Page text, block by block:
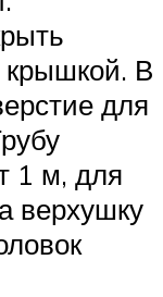
крышкой. В
для
1 м, для
верхушку